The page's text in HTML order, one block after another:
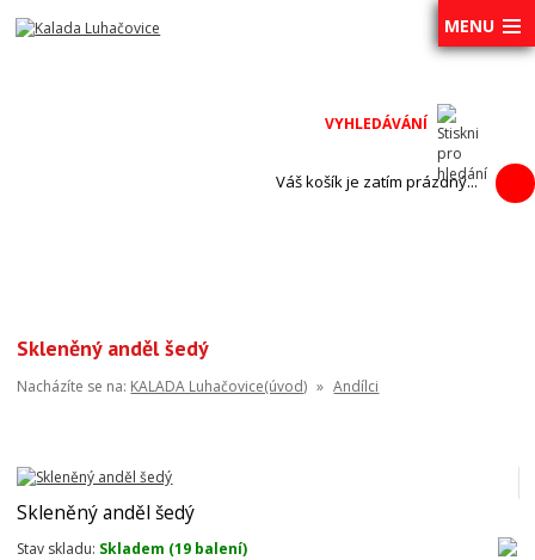
MENU
Váš košík je zatím prázdný...
Skleněný anděl šedý
Nacházíte se na: KALADA Luhačovice(úvod) » Andílci
Skleněný anděl šedý
Stav skladu: Skladem (19 balení)